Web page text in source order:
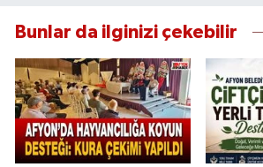
Bunlar da ilginizi çekebilir